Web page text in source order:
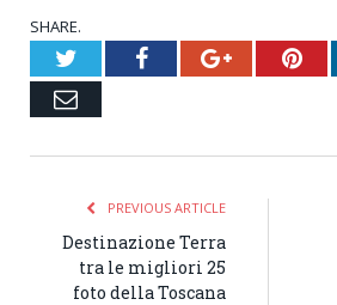
SHARE.
TwitterFacebookGoogle+
Email
PREVIOUS ARTICLE
Destinazione Terra
tra le migliori 25
foto della Toscana